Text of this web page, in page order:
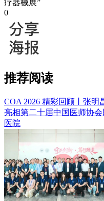
疗器械展”
0
推荐阅读
COA 2026 精彩回顾丨张明
亮相第二十届中国医师协
医院